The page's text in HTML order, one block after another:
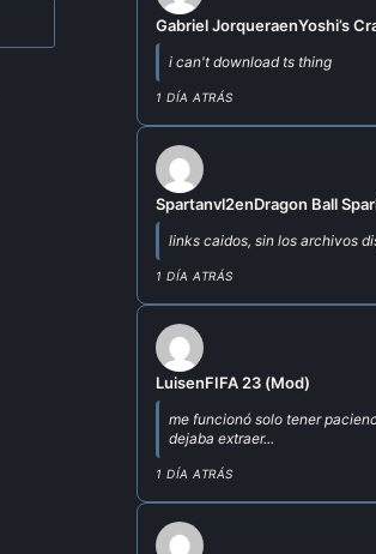
Gabriel JorqueraenYoshi’s
i can't download ts thing
1 DÍA ATRÁS
Spartanvl2enDragon Ball
links caidos, sin los archivos
1 DÍA ATRÁS
LuisenFIFA 23 (Mod)
me funcionó solo tener
dejaba extraer...
1 DÍA ATRÁS